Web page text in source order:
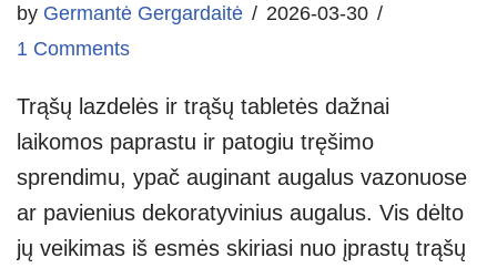
by Germantė Gergardaitė
2026-03-30
1 Comments
Trąšų lazdelės ir trąšų tabletės dažnai
laikomos paprastu ir patogiu tręšimo
sprendimu, ypač auginant augalus vazonuose
ar pavienius dekoratyvinius augalus. Vis dėlto
jų veikimas iš esmės skiriasi nuo įprastų trąšų